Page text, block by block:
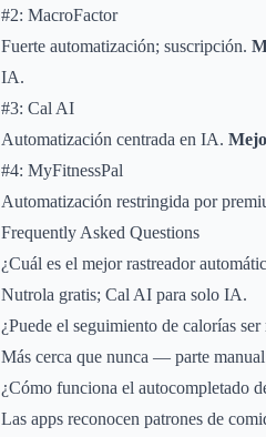
#2: MacroFactor
Fuerte automatización; suscripción.
IA.
#3: Cal AI
Automatización centrada en IA.
#4: MyFitnessPal
Automatización restringida por
Frequently Asked Questions
¿Cuál es el mejor rastreador
Nutrola gratis; Cal AI para solo IA.
¿Puede el seguimiento de calorías
Más cerca que nunca — parte
¿Cómo funciona el autocompletado
Las apps reconocen patrones de